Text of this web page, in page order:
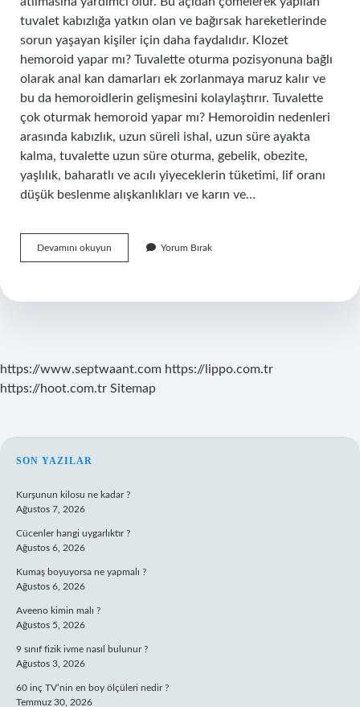
tuvalet kabızlığa yatkın olan ve bağırsak hareketlerinde
sorun yaşayan kişiler için daha faydalıdır. Klozet
hemoroid yapar mı? Tuvalette oturma pozisyonuna bağlı
olarak anal kan damarları ek zorlanmaya maruz kalır ve
bu da hemoroidlerin gelişmesini kolaylaştırır. Tuvalette
çok oturmak hemoroid yapar mı? Hemoroidin nedenleri
arasında kabızlık, uzun süreli ishal, uzun süre ayakta
kalma, tuvalette uzun süre oturma, gebelik, obezite,
yaşlılık, baharatlı ve acılı yiyeceklerin tüketimi, lif oranı
düşük beslenme alışkanlıkları ve karın ve…
Devamını okuyun Hemoroid
Olanlar
Kullanmalı
Yorum Bırak
https://www.septwaant.com https://lippo.com.tr
https://hoot.com.tr Sitemap
SIDEBAR
SON YAZILAR
Kurşunun kilosu ne kadar ?
Ağustos 7, 2026
Cücenler hangi uygarlıktır ?
Ağustos 6, 2026
Kumaş boyuyorsa ne yapmalı ?
Ağustos 6, 2026
Aveeno kimin malı ?
Ağustos 5, 2026
9 sınıf fizik ivme nasıl bulunur ?
Ağustos 3, 2026
60 inç TV’nin en boy ölçüleri nedir ?
Temmuz 30, 2026